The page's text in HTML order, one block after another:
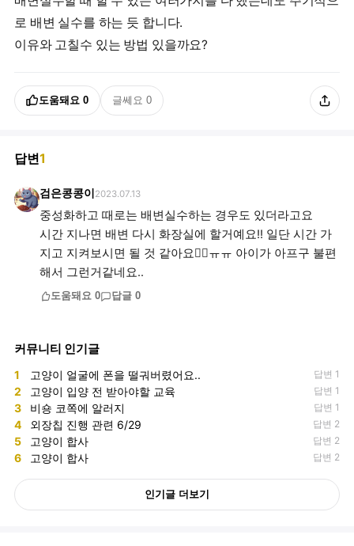
로 배변 실수를 하는 듯 합니다.
이유와 고칠수 있는 방법 있을까요?
도움돼요 0 글쎄요 0
답변1
검은콩콩이 2023.07.13
중성화하고 때로는 배변실수하는 경우도 있더라고요
시간 지나면 배변 다시 화장실에 할거예요!! 일단 시간 가
지고 지켜보시면 될 것 같아요👍🏻ㅠㅠ 아이가 아프구 불편
해서 그런거같네요..
도움돼요 0 답글 0
커뮤니티 인기글
1 고양이 얼굴에 폰을 떨궈버렸어요.. 답변 1
2 고양이 입양 전 받아야할 교육 답변 1
3 비숑 코쪽에 알러지 답변 1
4 외장칩 진행 관련 6/29 답변 2
5 고양이 합사 답변 2
6 고양이 합사 답변 2
인기글 더보기